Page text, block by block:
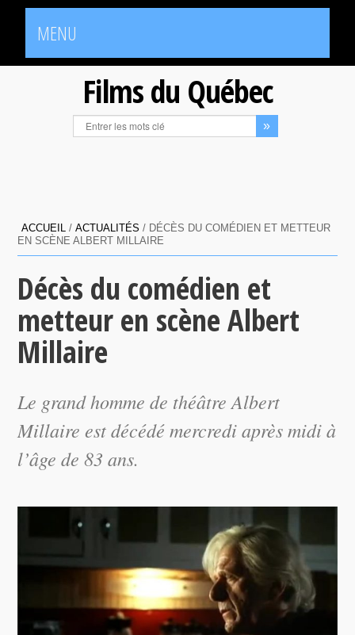
MENU
Films du Québec
ACCUEIL /ACTUALITÉS / DÉCÈS DU COMÉDIEN ET METTEUR
EN SCÈNE ALBERT MILLAIRE
Décès du comédien et
metteur en scène Albert
Millaire
Le grand homme de théâtre Albert
Millaire est décédé mercredi après midi à
l’âge de 83 ans.